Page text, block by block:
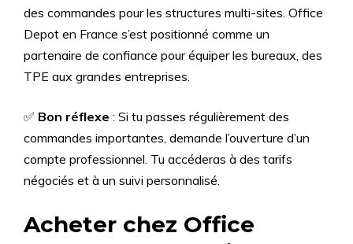
des commandes pour les structures multi-sites. Office
Depot en France s’est positionné comme un
partenaire de confiance pour équiper les bureaux, des
TPE aux grandes entreprises.
✅ Bon réflexe : Si tu passes régulièrement des
commandes importantes, demande l’ouverture d’un
compte professionnel. Tu accéderas à des tarifs
négociés et à un suivi personnalisé.
Acheter chez Office